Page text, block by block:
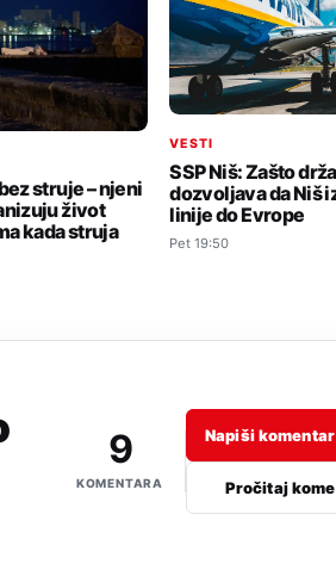
struje – njeni
život
kada struja
VESTI
SSP Niš: Zašto
dozvoljava da Niš
linije do Evrope
Pet 19:50
9
KOMENTARA
Napiši komentar
Pročitaj